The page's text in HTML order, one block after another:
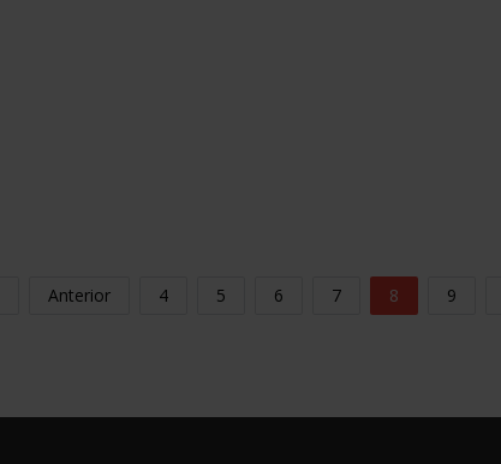
Anterior 4 5 6 7 8 9